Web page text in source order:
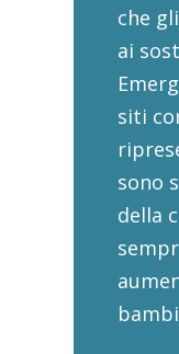
che
ai
siti
sono
della